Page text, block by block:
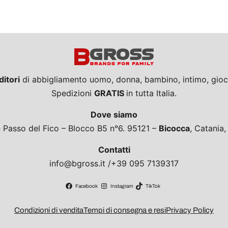
di abbigliamento uomo, donna, bambino, intimo,
Spedizioni GRATIS in tutta Italia.
Dove siamo
Passo del Fico – Blocco B5 n°6. 95121 – Bicocca,
Contatti
info@bgross.it /+39 095 7139317
Facebook Instagram TikTok
Condizioni di venditaTempi di consegna e resiPrivacy Policy